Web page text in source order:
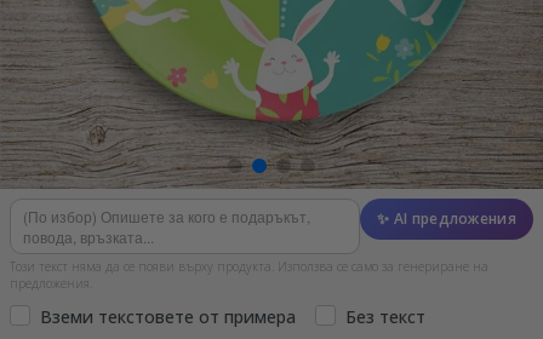
✨ AI предложения
Този текст няма да се появи върху продукта. Използва се само за генериране на
предложения.
Вземи текстовете от примера Без текст